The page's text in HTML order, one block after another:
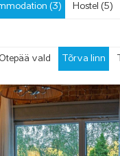
(3) Hostel (5)
Otepää vald Tõrva linn